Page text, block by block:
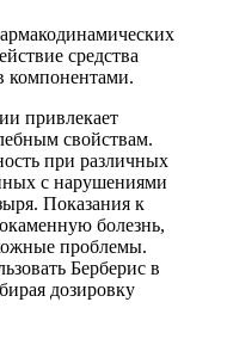
средства
компонентами.
привлекает
свойствам.
при различных
с нарушениями
Показания к
болезнь,
проблемы.
Берберис в
дозировку